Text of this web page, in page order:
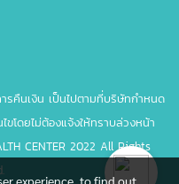
ารคืนเงิน เป็นไปตามที่บริษัทกำหนด
โดยไม่ต้องแจ้งให้ทราบล่วงหน้า
CENTER 2022 All Rights
experience, to find out